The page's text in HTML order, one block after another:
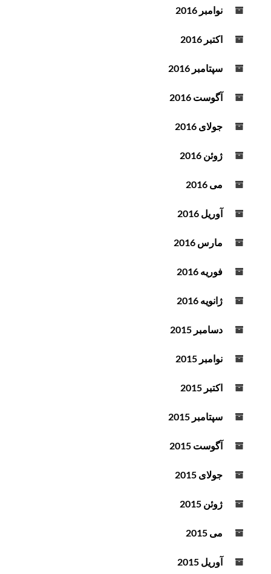
نوامبر 2016
اکتبر 2016
سپتامبر 2016
آگوست 2016
جولای 2016
ژوئن 2016
می 2016
آوریل 2016
مارس 2016
فوریه 2016
ژانویه 2016
دسامبر 2015
نوامبر 2015
اکتبر 2015
سپتامبر 2015
آگوست 2015
جولای 2015
ژوئن 2015
می 2015
آوریل 2015